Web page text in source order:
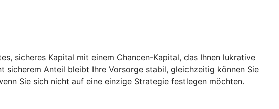
sicheres Kapital mit einem Chancen-Kapital, das Ihnen lukrative
Anteil bleibt Ihre Vorsorge stabil, gleichzeitig können Sie
Sie sich nicht auf eine einzige Strategie festlegen möchten.